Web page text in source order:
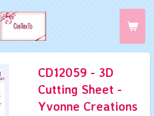
CD12059 - 3D
Cutting Sheet -
Yvonne Creations